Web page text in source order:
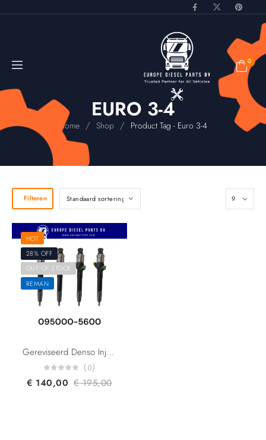
0
EURO 3-4
Home / Shop / Product Tag - Euro 3-4
Filteren
HOT
28% OFF
OUT OF STOCK
REMAN
Gereviseerd Denso Injector 095000-5600 1465A041 DCRI105600 970950-0560 For G2S Mitsubishi L200CR 4D56 2.5L Euro 3-4
(0)
€ 140,00 €195,00